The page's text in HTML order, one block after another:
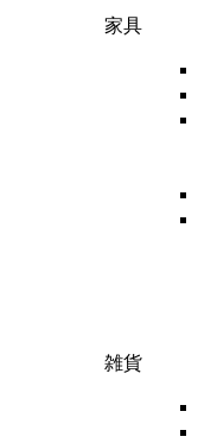
家具
雑貨